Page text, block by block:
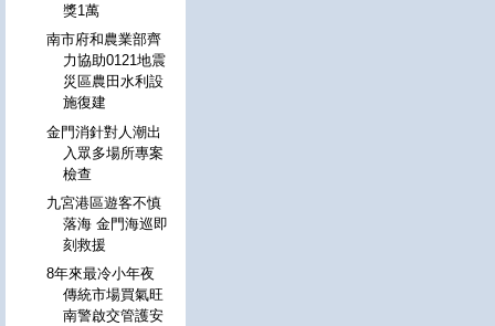
獎1萬
南市府和農業部齊
力協助0121地震
災區農田水利設
施復建
金門消針對人潮出
入眾多場所專案
檢查
九宮港區遊客不慎
落海 金門海巡即
刻救援
8年來最冷小年夜
傳統市場買氣旺
南警啟交管護安